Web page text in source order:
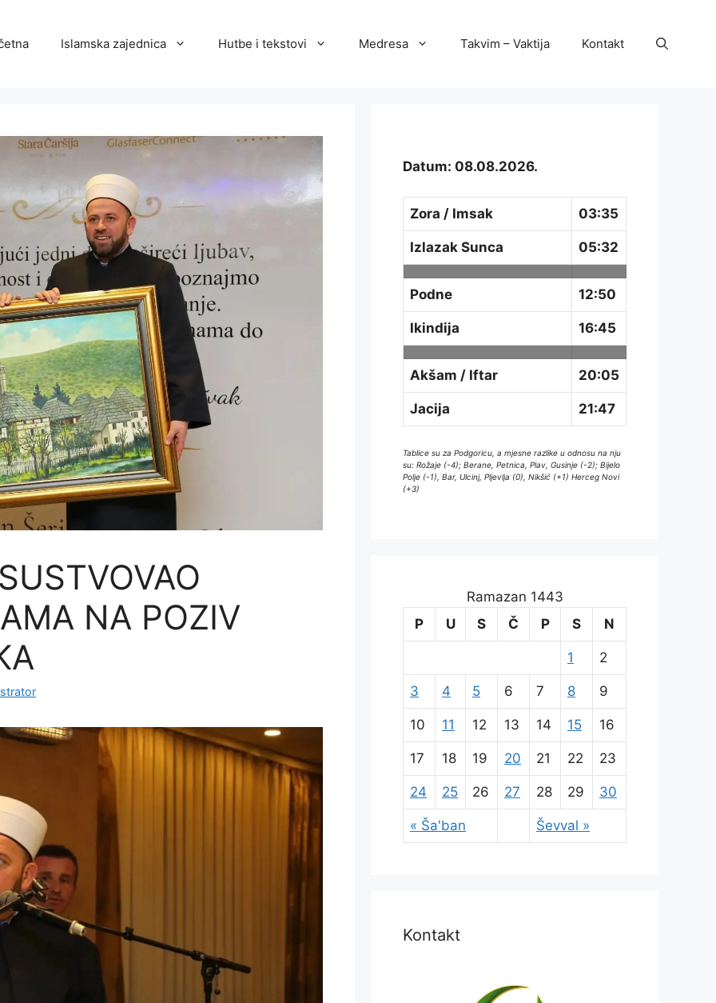
Islamska zajednica Hutbe i tekstovi Medresa Takvim – Vaktija Kontakt
NA POZIV
Datum: 08.08.2026.
Zora / Imsak 03:35
Izlazak Sunca 05:32
Podne 12:50
Ikindija 16:45
Akšam / Iftar 20:05
Jacija 21:47
Tablice su za Podgoricu, a mjesne razlike u odnosu na nju
su: Rožaje (-4); Berane, Petnica, Plav, Gusinje (-2); Bijelo
Polje (-1), Bar, Ulcinj, Pljevlja (0), Nikšić (+1) Herceg Novi
(+3)
Ramazan 1443
P
U S Č P S N
« Ša'ban Ševval »
1 2
3 4 5 6 7 8 9
10 11 12 13 14 15 16
17 18 19 20 21 22 23
24 25 26 27 28 29 30
Kontakt